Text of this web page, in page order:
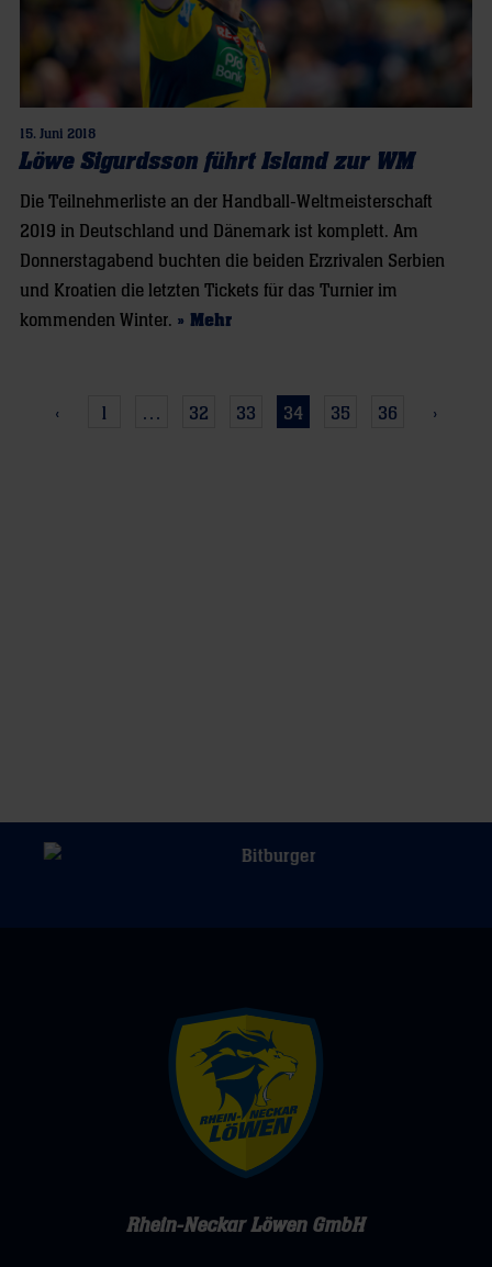
15. Juni 2018
Löwe Sigurdsson führt Island zur WM
Die Teilnehmerliste an der Handball-Weltmeisterschaft
2019 in Deutschland und Dänemark ist komplett. Am
Donnerstagabend buchten die beiden Erzrivalen Serbien
und Kroatien die letzten Tickets für das Turnier im
kommenden Winter. » Mehr
‹ 1 … 32 33 34 35 36 ›
Rhein-Neckar Löwen GmbH